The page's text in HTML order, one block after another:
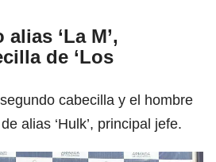
‘La M’,
de ‘Los
cabecilla y el hombre
alias ‘Hulk’, principal jefe.